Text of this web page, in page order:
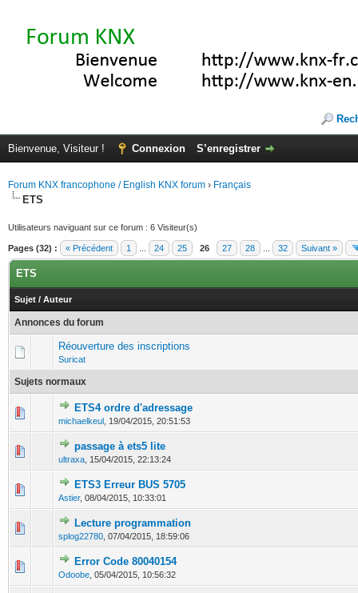
Bienvenue, Visiteur ! Connexion S’enregistrer
Forum KNX francophone / English KNX forum › Français
ETS
Utilisateurs naviguant sur ce forum : 6 Visiteur(s)
Pages (32) : « Précédent 1 24 25 26 27 28 32 Suivant »
ETS
Sujet / Auteur
Annonces du forum
Réouverture des inscriptions
Suricat
Sujets normaux
ETS4 ordre d'adressage
michaelkeul 19/04/2015, 20:51:53
0 Votes - 0 sur 5 en moyenne
12345
passage à ets5 lite
ultraxa 15/04/2015, 22:13:24
0 Votes - 0 sur 5 en moyenne
1
ETS3 Erreur BUS 5705
Astier, 08/04/2015, 10:33:01
0 Votes - 0 sur 5 en moyenne
1234
Lecture programmation
splog22780 07/04/2015, 18:59:06
0 Votes - 0 sur 5 en moyenne
12345
Error Code 80040154
Odoobe 05/04/2015, 10:56:32
0 Votes - 0 sur 5 en moyenne
12